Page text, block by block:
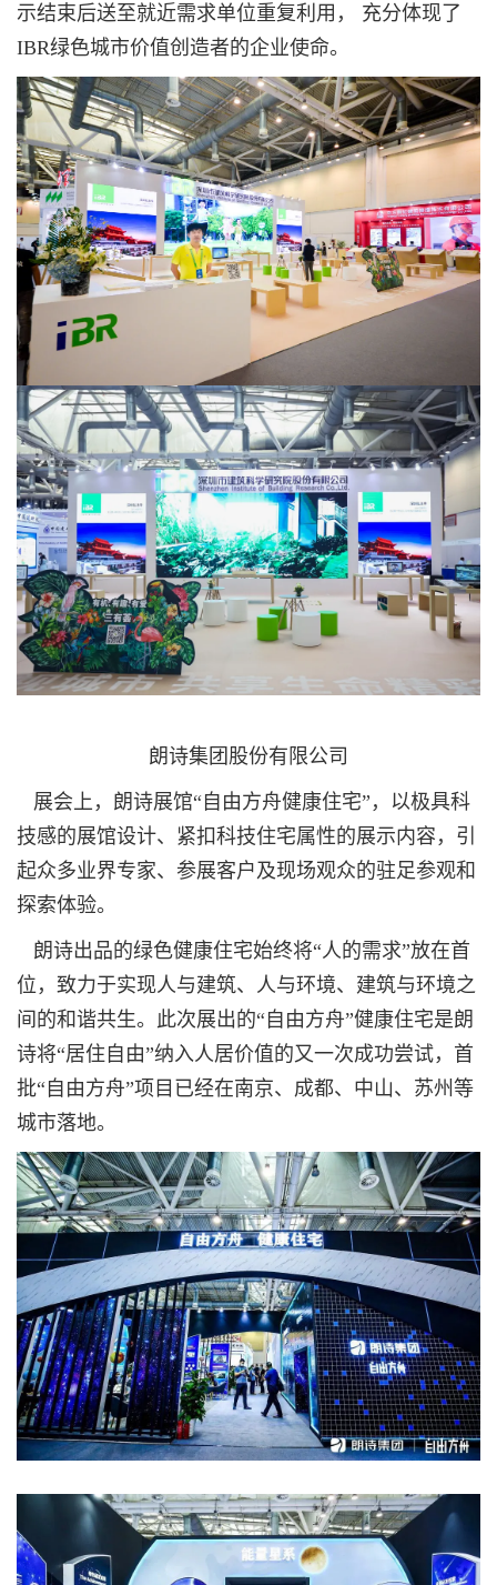
示结束后送至就近需求单位重复利用， 充分体现了
IBR绿色城市价值创造者的企业使命。
朗诗集团股份有限公司
展会上，朗诗展馆“自由方舟健康住宅”，以极具科
技感的展馆设计、紧扣科技住宅属性的展示内容，引
起众多业界专家、参展客户及现场观众的驻足参观和
探索体验。
朗诗出品的绿色健康住宅始终将“人的需求”放在首
位，致力于实现人与建筑、人与环境、建筑与环境之
间的和谐共生。此次展出的“自由方舟”健康住宅是朗
诗将“居住自由”纳入人居价值的又一次成功尝试，首
批“自由方舟”项目已经在南京、成都、中山、苏州等
城市落地。